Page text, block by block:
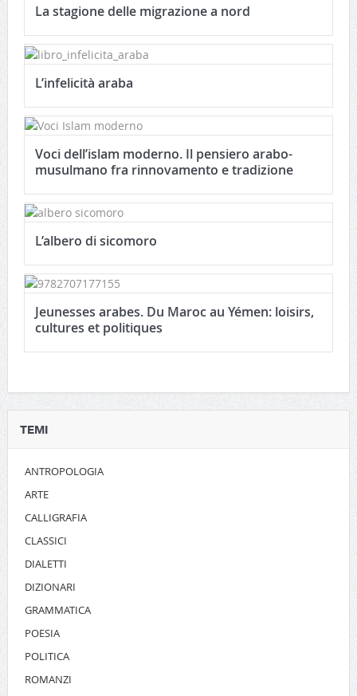
La stagione delle migrazione a nord
L’infelicità araba
Voci dell’islam moderno. Il pensiero arabo-
musulmano fra rinnovamento e tradizione
L’albero di sicomoro
Jeunesses arabes. Du Maroc au Yémen: loisirs,
cultures et politiques
TEMI
ANTROPOLOGIA
ARTE
CALLIGRAFIA
CLASSICI
DIALETTI
DIZIONARI
GRAMMATICA
POESIA
POLITICA
ROMANZI